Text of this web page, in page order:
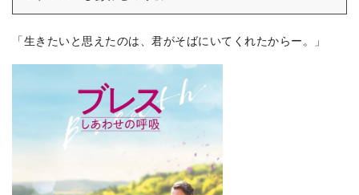
「生きたいと思えたのは、君がそばにいてくれたからー。」